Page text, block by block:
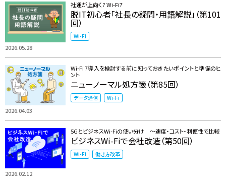
2026.05.28
社運が上向く? Wi-Fi7
脱IT初心者「社長の疑問・用語解説」（第101
回）
Wi-Fi
2026.04.03
Wi-Fi 7導入を検討する前に知っておきたいポイントと準備のヒ
ント
ニューノーマル処方箋（第85回）
データ通信 Wi-Fi
2026.02.12
5GとビジネスWi-Fiの使い分け ～速度・コスト・利便性で比較
ビジネスWi-Fiで会社改造（第50回）
Wi-Fi 働き方改革